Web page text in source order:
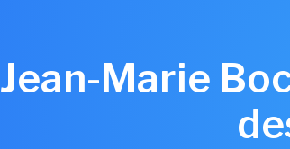
Jean-Marie